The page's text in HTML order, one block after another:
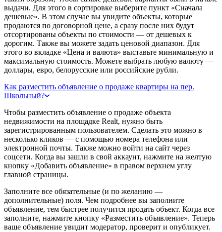
выдачи. Для этого в сортировке выберите пункт «Сначала
дешевые». В этом случае вы увидите объекты, которые
продаются по договорной цене, а сразу после них будут
отсортированы объекты по стоимости — от дешевых к
дорогим. Также вы можете задать ценовой диапазон. Для
этого во вкладке «Цена и валюта» выставьте минимальную и
максимальную стоимость. Можете выбрать любую валюту —
доллары, евро, белорусские или российские рубли.
Как разместить объявление о продаже квартиры на пер.
Школьный?
Чтобы разместить объявление о продаже объекта
недвижимости на площадке Realt, нужно быть
зарегистрированным пользователем. Сделать это можно в
несколько кликов — с помощью номера телефона или
электронной почты. Также можно войти на сайт через
соцсети. Когда вы зашли в свой аккаунт, нажмите на желтую
кнопку «Добавить объявление» в правом верхнем углу
главной страницы.
Заполните все обязательные (и по желанию —
дополнительные) поля. Чем подробнее вы заполните
объявление, тем быстрее получится продать объект. Когда все
заполните, нажмите кнопку «Разместить объявление». Теперь
ваше объявление увидит модератор, проверит и опубликует.